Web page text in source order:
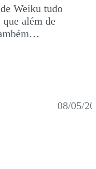
Weiku tudo
além de
08/05/